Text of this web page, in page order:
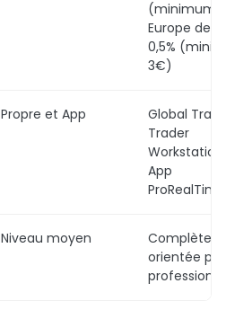
(minimum
Europe de
0,5%
3€)
Propre et App
Global
Trader
Workstation
App
ProRealTime
Niveau moyen
Complète,
orientée